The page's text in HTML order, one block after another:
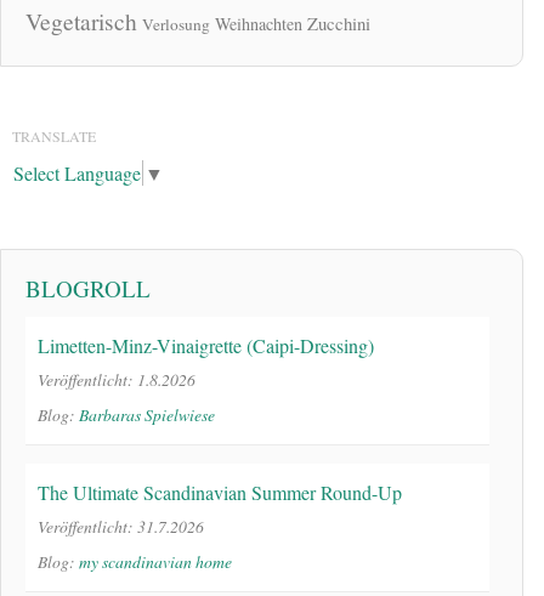
Vegetarisch Verlosung Weihnachten Zucchini
TRANSLATE
Select Language ▼
BLOGROLL
Limetten-Minz-Vinaigrette (Caipi-Dressing)
Veröffentlicht: 1.8.2026
Blog: Barbaras Spielwiese
The Ultimate Scandinavian Summer Round-Up
Veröffentlicht: 31.7.2026
Blog: my scandinavian home